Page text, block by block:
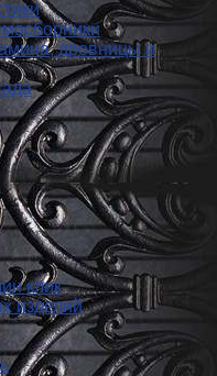
дровницы и
клик
изделий